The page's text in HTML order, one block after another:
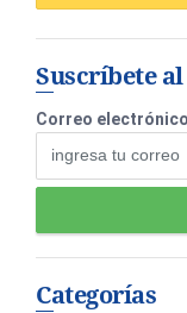
Suscríbete
Correo
Categorías